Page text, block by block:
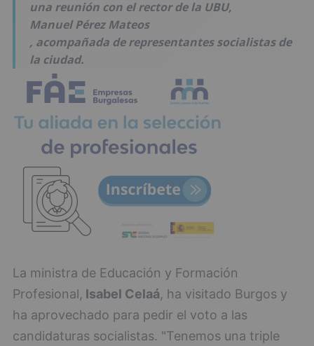
una reunión con el rector de la UBU,
Manuel Pérez Mateos
, acompañada de representantes socialistas de
la ciudad.
La ministra de Educación y Formación
Profesional, Isabel Celaá, ha visitado Burgos y
ha aprovechado para pedir el voto a las
candidaturas socialistas. "Tenemos una triple